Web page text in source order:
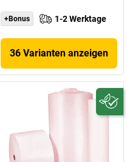
+Bonus 1-2 Werktage
36 Varianten anzeigen